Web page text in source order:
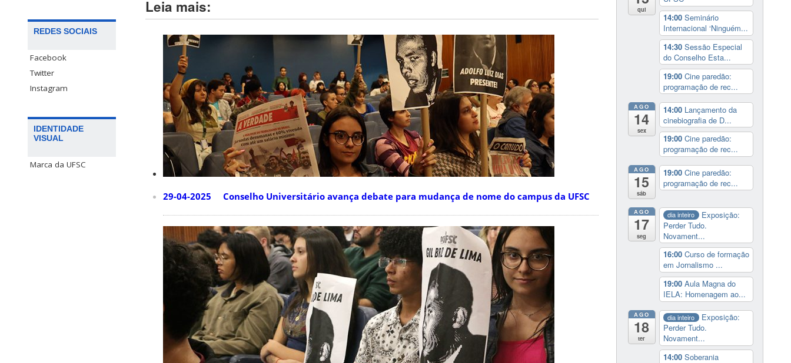
REDES SOCIAIS
Facebook
Twitter
Instagram
IDENTIDADE
VISUAL
Marca da UFSC
Leia mais:
29-04-2025 Conselho Universitário avança debate para mudança de nome do campus da UFSC
qui
14:00 Seminário
Internacional ‘Ninguém...
14:30 Sessão Especial
do Conselho Esta...
19:00 Cine paredão:
programação de rec...
AGO
14
sex
14:00 Lançamento da
cinebiografia de D...
19:00 Cine paredão:
programação de rec...
AGO
15
sáb
19:00 Cine paredão:
programação de rec...
AGO
17
seg
dia inteiro
Exposição:
Perder Tudo.
Novament...
16:00 Curso de formação
em Jornalismo ...
19:00 Aula Magna do
IELA: Homenagem ao...
AGO
18
ter
dia inteiro
Exposição:
Perder Tudo.
Novament...
14:00 Soberania